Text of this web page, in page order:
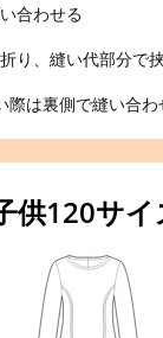
合わせる
り、縫い代部分で
は裏側で縫い合わ
供120サイ